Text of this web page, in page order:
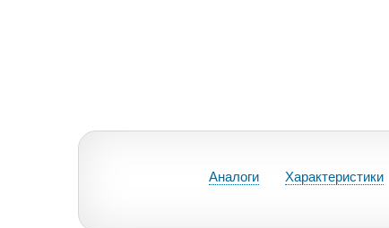
Аналоги Характеристики